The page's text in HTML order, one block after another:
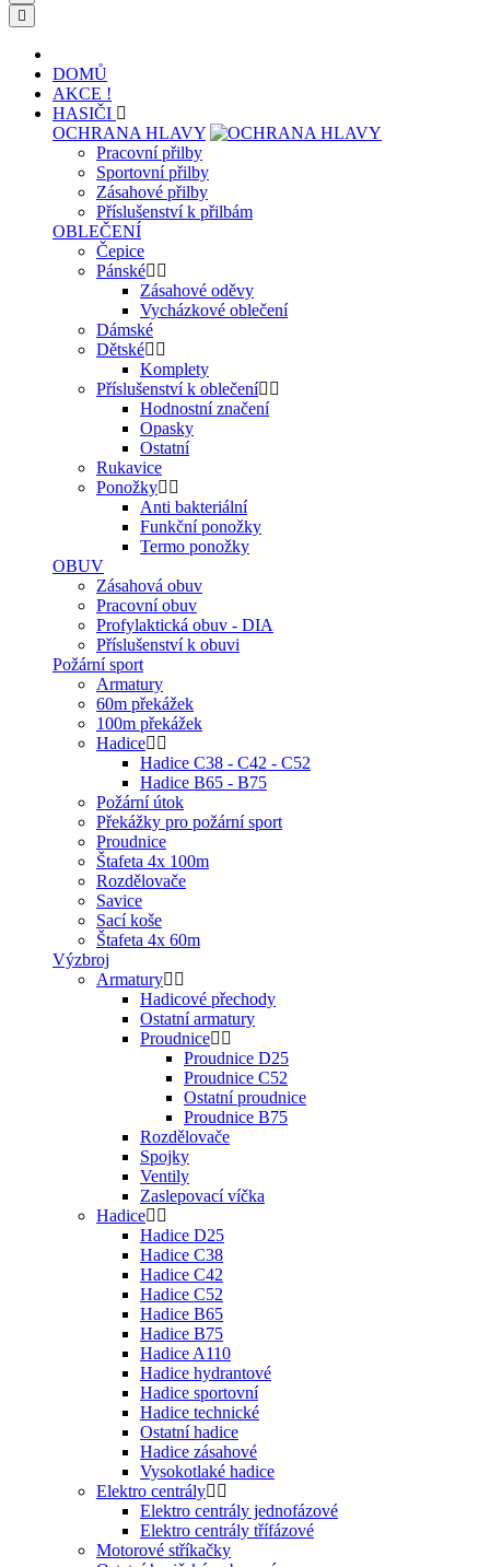
DOMŮ
AKCE !
HASIČI
OCHRANA HLAVY
Pracovní přilby
Sportovní přilby
Zásahové přilby
Příslušenství k přilbám
OBLEČENÍ
Čepice
Pánské
Zásahové oděvy
Vycházkové oblečení
Dámské
Dětské
Komplety
Příslušenství k oblečení
Hodnostní značení
Opasky
Ostatní
Rukavice
Ponožky
Anti bakteriální
Funkční ponožky
Termo ponožky
OBUV
Zásahová obuv
Pracovní obuv
Profylaktická obuv - DIA
Příslušenství k obuvi
Požární sport
Armatury
60m překážek
100m překážek
Hadice
Hadice C38 - C42 - C52
Hadice B65 - B75
Požární útok
Překážky pro požární sport
Proudnice
Štafeta 4x 100m
Rozdělovače
Savice
Sací koše
Štafeta 4x 60m
Výzbroj
Armatury
Hadicové přechody
Ostatní armatury
Proudnice
Proudnice D25
Proudnice C52
Ostatní proudnice
Proudnice B75
Rozdělovače
Spojky
Ventily
Zaslepovací víčka
Hadice
Hadice D25
Hadice C38
Hadice C42
Hadice C52
Hadice B65
Hadice B75
Hadice A110
Hadice hydrantové
Hadice sportovní
Hadice technické
Ostatní hadice
Hadice zásahové
Vysokotlaké hadice
Elektro centrály
Elektro centrály jednofázové
Elektro centrály třífázové
Motorové stříkačky